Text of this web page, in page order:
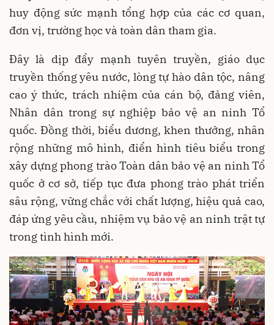
huy động sức mạnh tổng hợp của các cơ quan,
đơn vị, trường học và toàn dân tham gia.
Đây là dịp đẩy mạnh tuyên truyền, giáo dục
truyền thống yêu nước, lòng tự hào dân tộc, nâng
cao ý thức, trách nhiệm của cán bộ, đảng viên,
Nhân dân trong sự nghiệp bảo vệ an ninh Tổ
quốc. Đồng thời, biểu dương, khen thưởng, nhân
rộng những mô hình, điển hình tiêu biểu trong
xây dựng phong trào Toàn dân bảo vệ an ninh Tổ
quốc ở cơ sở, tiếp tục đưa phong trào phát triển
sâu rộng, vững chắc với chất lượng, hiệu quả cao,
đáp ứng yêu cầu, nhiệm vụ bảo vệ an ninh trật tự
trong tình hình mới.